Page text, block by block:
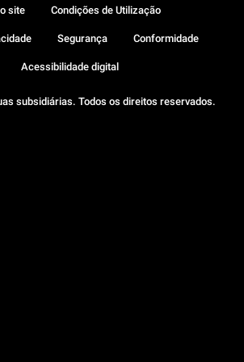
subsidiárias. Todos os direitos reservados.
site Condições de Utilização
Segurança Conformidade
Acessibilidade digital